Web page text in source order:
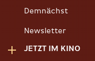
Demnächst
Newsletter
JETZT IM KINO